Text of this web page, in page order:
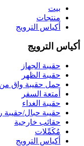
بيت
منتجات
أكياس الترويج
أكياس الترويج
حقيبة الجهاز
حقيبة الظهر
حمل حقيبة واق من
أمتعة السفر
حقيبة الغداء
حقيبة حبال/
حقائب خارجية
مُكَمِّلات
أكياس الترويج